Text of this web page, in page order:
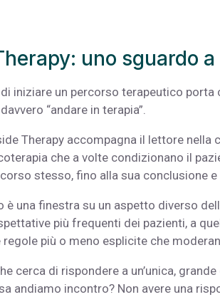
uno sguardo
iniziare un percorso terapeutico
“andare in terapia”.
Therapy accompagna il lettore
che a volte condizionano il
stesso, fino alla sua conclusione e
è una finestra su un aspetto diverso
più frequenti dei pazienti, a
regole più o meno esplicite che
cerca di rispondere a un’unica,
andiamo incontro? Non avere una